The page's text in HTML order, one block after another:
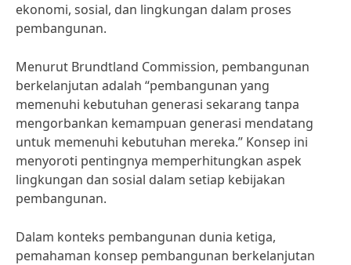
ekonomi, sosial, dan lingkungan dalam proses
pembangunan.
Menurut Brundtland Commission, pembangunan
berkelanjutan adalah “pembangunan yang
memenuhi kebutuhan generasi sekarang tanpa
mengorbankan kemampuan generasi mendatang
untuk memenuhi kebutuhan mereka.” Konsep ini
menyoroti pentingnya memperhitungkan aspek
lingkungan dan sosial dalam setiap kebijakan
pembangunan.
Dalam konteks pembangunan dunia ketiga,
pemahaman konsep pembangunan berkelanjutan